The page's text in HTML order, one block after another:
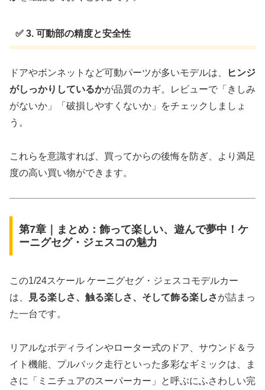
✅ 3. 可動部の精度と安全性
ドアやボンネットなど可動パーツが多いモデルは、
ヒンジ
がしっかりしているかが品質のカギ。レビューで「きしみ
がないか」「破損しやすくないか」をチェックしましょ
う。
これらを意識すれば、買ってからの後悔を防ぎ、より満足
度の高い買い物ができます。
第7章｜まとめ：飾って楽しい、遊んで夢中！ケ
ーニグセグ・ジェスコの魅力
この1/24スケール ケーニグセグ・ジェスコモデルカー
は、
見る楽しさ、触る楽しさ、そして飾る楽しさが詰まっ
た一台です。
リアルなボディラインやローター式のドア、サウンド＆ラ
イト機能、プルバック走行といった多彩なギミックは、ま
さに「ミニチュアのスーパーカー」と呼ぶにふさわしい完